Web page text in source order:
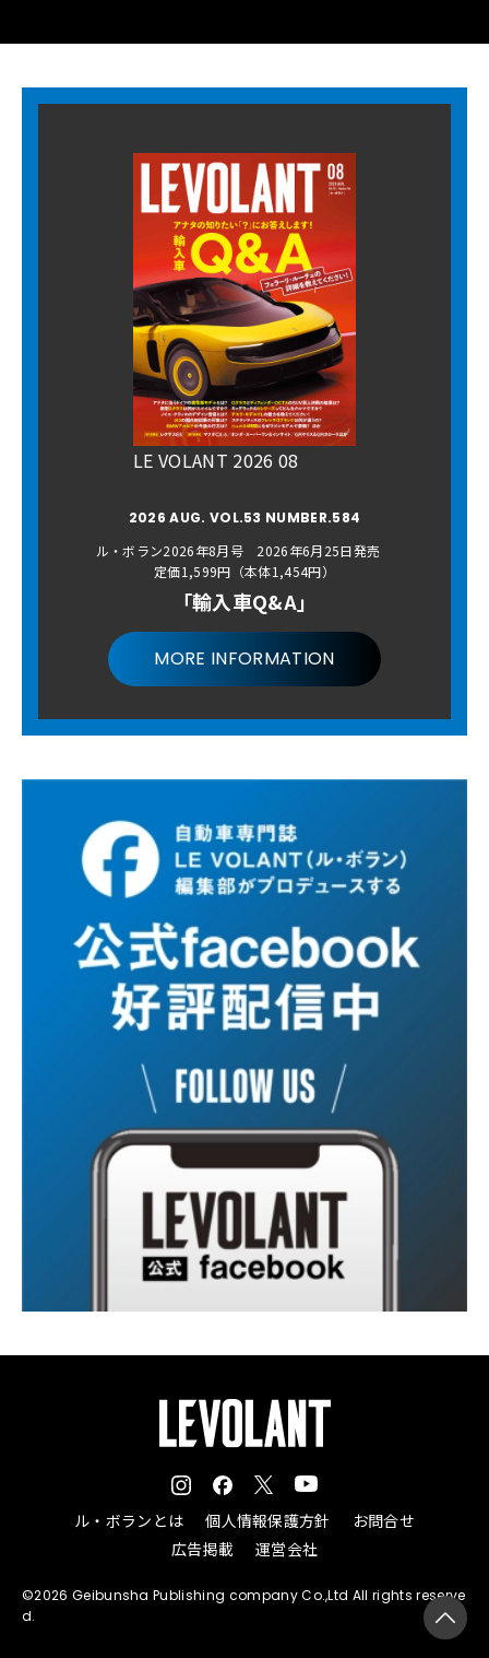
LE VOLANT 2026 08
2026 AUG. VOL.53 NUMBER.584
ル・ボラン2026年8月号 2026年6月25日発売
定価1,599円（本体1,454円）
「輸入車Q&A」
MORE INFORMATION
ル・ボランとは 個人情報保護方針
お問合せ
広告掲載
運営会社
©2026 Geibunsha Publishing company Co.,Ltd All rights reserve
d.